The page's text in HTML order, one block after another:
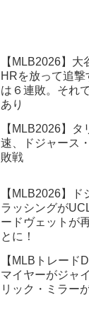
【MLB2026】
HRを放って追
は６連敗。それ
あり
【MLB2026】
速、ドジャース
敗戦
【MLB2026】ド
ラッシングが
ードヴェットが
とに！
【MLBトレード
マイヤーがジャ
リック・ミラー